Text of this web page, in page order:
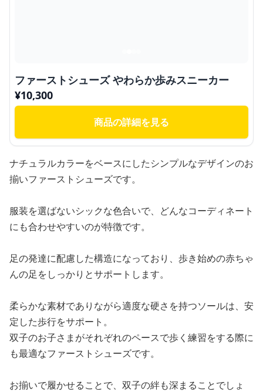
ファーストシューズ やわらか歩みスニーカー
¥10,300
商品の詳細を見る
ナチュラルカラーをベースにしたシンプルなデザインのお
揃いファーストシューズです。
服装を選ばないシックな色合いで、どんなコーディネート
にも合わせやすいのが特徴です。
足の発達に配慮した構造になっており、歩き始めの赤ちゃ
んの足をしっかりとサポートします。
柔らかな素材でありながら適度な硬さを持つソールは、安
定した歩行をサポート。
双子のお子さまがそれぞれのペースで歩く練習をする際に
も最適なファーストシューズです。
お揃いで履かせることで、双子の絆も深まることでしょ